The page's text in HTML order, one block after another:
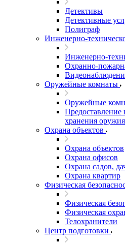
Детективы
Детективные
Полиграф
Инженерно-
Инженерно-
Охранно-
Оружейные комнаты
Оружейные
Предоставление
хранения оружия
Охрана объектов
Охрана объектов
Охрана офисов
Охрана садов,
Охрана квартир
Физическая
Физическая
Физическая
Телохранители
Центр подготовки